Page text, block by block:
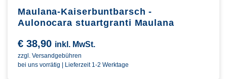
Maulana-Kaiserbuntbarsch -
Aulonocara stuartgranti Maulana
€ 38,90 inkl. MwSt.
zzgl. Versandgebühren
bei uns vorrätig | Lieferzeit 1-2 Werktage